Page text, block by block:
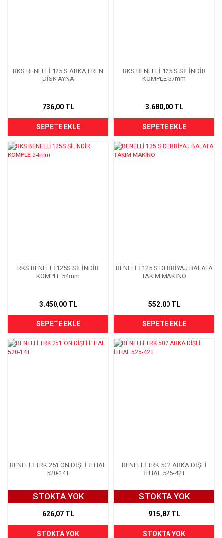
RKS BENELLİ 125 S ARKA FREN
DİSK AYNA
736,00 TL
SEPETE EKLE
RKS BENELLİ 125 S SİLİNDİR
KOMPLE 57mm
3.680,00 TL
SEPETE EKLE
RKS BENELLİ 125S SİLİNDİR
KOMPLE 54mm
3.450,00 TL
SEPETE EKLE
BENELLİ 125 S DEBRİYAJ BALATA
TAKIM MAKİNO
552,00 TL
SEPETE EKLE
BENELLİ TRK 251 ÖN DİŞLİ İTHAL
520-14T
STOKTA YOK
626,07 TL
STOKTA YOK
BENELLİ TRK 502 ARKA DİŞLİ
İTHAL 525-42T
STOKTA YOK
915,87 TL
STOKTA YOK